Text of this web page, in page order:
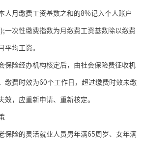
人月缴费工资基数之和的8%记入个人账户
);一次性缴费指数为月缴费工资基数除以缴费
平均工资。
险经办机构核定后，由社会保险费征收机
缴费时效为60个工作日，超过缴费时效未缴
效，应重新申请、重新核定。
保险的灵活就业人员男年满65周岁、女年满